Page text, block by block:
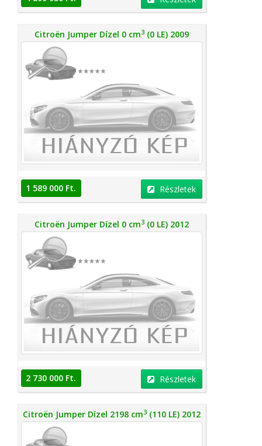
Citroën Jumper Dízel 0 cm3 (0 LE) 2009
1 589 000 Ft. Részletek
Citroën Jumper Dízel 0 cm3 (0 LE) 2012
2 730 000 Ft. Részletek
Citroën Jumper Dízel 2198 cm3 (110 LE) 2012